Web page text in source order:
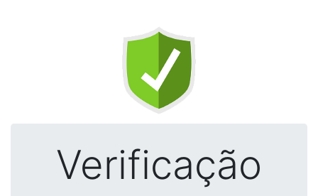
Verificação